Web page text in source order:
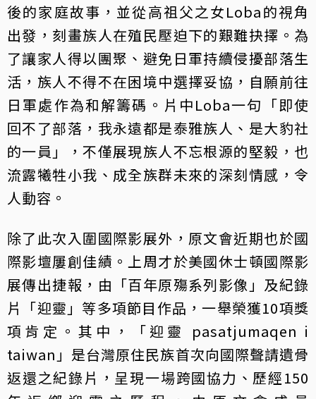
後的家庭故事，並從高祖父之女Loba的視角
出發，刻畫族人在殖民壓迫下的艱難抉擇。為
了讓家人得以團聚、避免日軍持續侵擾部落生
活，族人不得不在困境中選擇妥協，自願前往
日軍處作為和解籌碼。片中Loba一句「即使
回不了部落，我永遠都是泰雅族人、是大豹社
的一員」，不僅展現族人不忘根源的堅毅，也
流露犧牲小我、成全族群未來的深刻情感，令
人動容。
除了此次入圍國際影展外，原文會近期也於國
際影壇屢創佳績。上周才於美國休士頓國際影
展傳出捷報，由「百年原殤系列影像」及紀錄
片「迎靈」等多項節目作品，一舉榮獲10項獎
項肯定。其中，「迎靈 pasatjumaqen i
taiwan」是台灣原住民族首次向國際聲請遺骨
返還之紀錄片，呈現一場跨國協力、歷經150